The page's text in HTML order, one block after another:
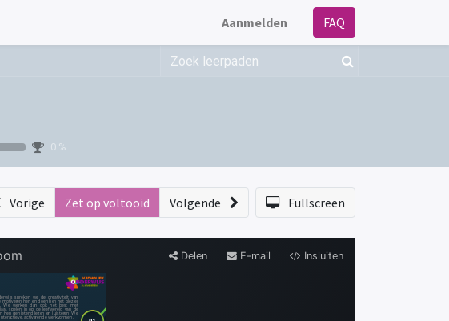
Aanmelden FAQ
0 %
Vorige Zet op voltooid Volgende Fullscreen